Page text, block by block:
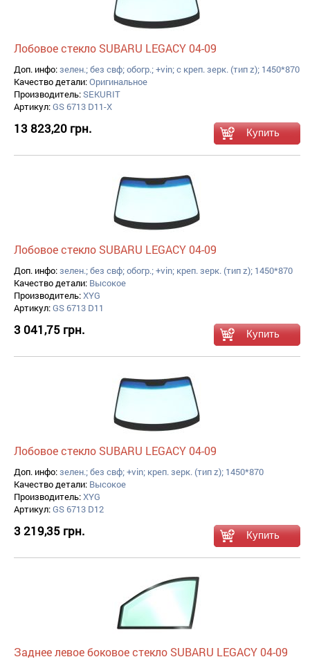
Лобовое стекло SUBARU LEGACY 04-09
Доп. инфо:зелен.; без свф; обогр.; +vin; с креп. зерк. (тип z); 1450*870
Качество детали:Оригинальное
Производитель:SEKURIT
Артикул:GS 6713 D11-X
13 823,20 грн.
Лобовое стекло SUBARU LEGACY 04-09
Доп. инфо:зелен.; без свф; обогр.; +vin; креп. зерк. (тип z); 1450*870
Качество детали: Высокое
Производитель:XYG
Артикул:GS 6713 D11
3 041,75 грн.
Лобовое стекло SUBARU LEGACY 04-09
Доп. инфо:зелен.; без свф; +vin; креп. зерк. (тип z); 1450*870
Качество детали: Высокое
Производитель:XYG
Артикул:GS 6713 D12
3 219,35 грн.
Заднее левое боковое стекло SUBARU LEGACY 04-09